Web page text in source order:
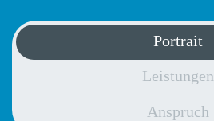
Portrait
Leistungen
Anspruch